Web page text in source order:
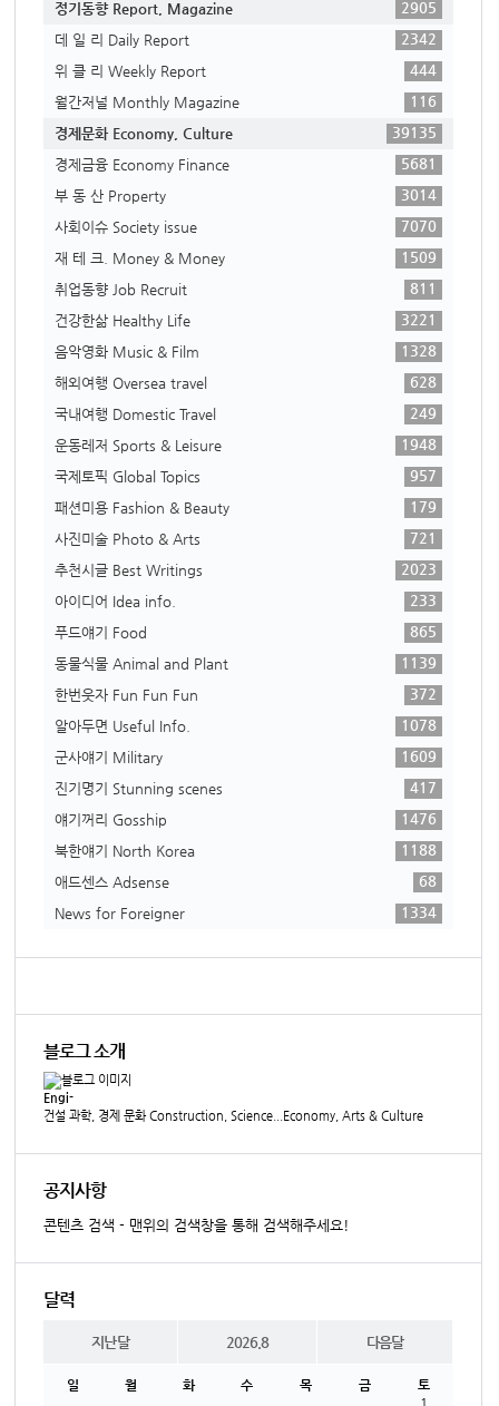
정기동향 Report, Magazine
2905
데 일 리 Daily Report
2342
위 클 리 Weekly Report
444
월간저널 Monthly Magazine
116
경제문화 Economy, Culture
39135
경제금융 Economy Finance
5681
부 동 산 Property
3014
사회이슈 Society issue
7070
재 테 크. Money & Money
1509
취업동향 Job Recruit
811
건강한삶 Healthy Life
3221
음악영화 Music & Film
1328
해외여행 Oversea travel
628
국내여행 Domestic Travel
249
운동레저 Sports & Leisure
1948
국제토픽 Global Topics
957
패션미용 Fashion & Beauty
179
사진미술 Photo & Arts
721
추천시글 Best Writings
2023
아이디어 Idea info.
233
푸드얘기 Food
865
동물식물 Animal and Plant
1139
한번웃자 Fun Fun Fun
372
알아두면 Useful Info.
1078
군사얘기 Military
1609
진기명기 Stunning scenes
417
얘기꺼리 Gosship
1476
북한얘기 North Korea
1188
애드센스 Adsense
68
News for Foreigner
1334
블로그 소개
Engi-
건설 과학, 경제 문화 Construction, Science...Economy, Arts & Culture
공지사항
콘텐츠 검색 - 맨위의 검색창을 통해 검색해주세요!
달력
지난달 2026.8 다음달
일 월 화 수 목 금
토
1